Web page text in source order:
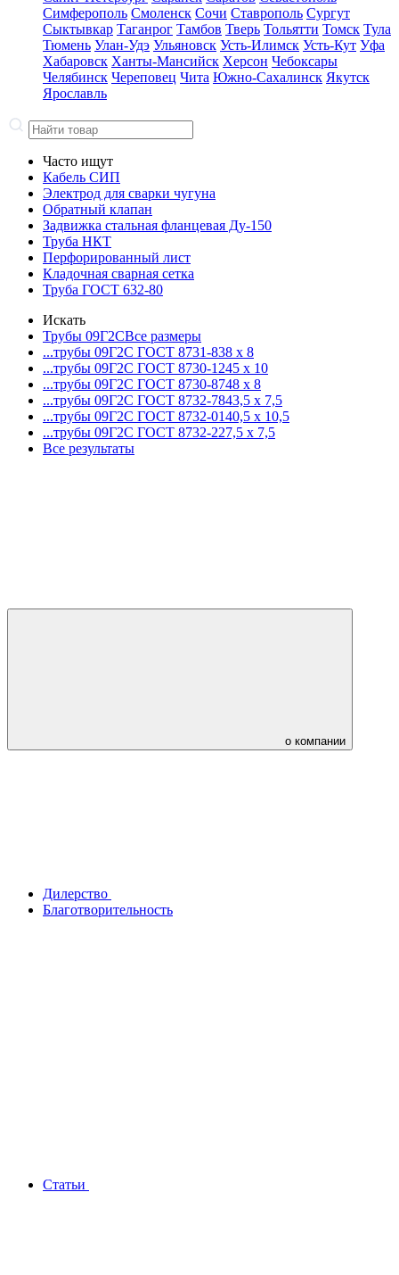
Симферополь Смоленск Сочи Ставрополь Сургут
Сыктывкар Таганрог Тамбов Тверь Тольятти Томск Тула
Тюмень Улан-Удэ Ульяновск Усть-Илимск Усть-Кут Уфа
Хабаровск Ханты-Мансийск Херсон Чебоксары
Челябинск Череповец Чита Южно-Сахалинск Якутск
Ярославль
Часто ищут
Кабель СИП
Электрод для сварки чугуна
Обратный клапан
Задвижка стальная фланцевая Ду-150
Труба НКТ
Перфорированный лист
Кладочная сварная сетка
Труба ГОСТ 632-80
Искать
Трубы 09Г2СВсе размеры
...трубы 09Г2С ГОСТ 8731-838 x 8
...трубы 09Г2С ГОСТ 8730-1245 x 10
...трубы 09Г2С ГОСТ 8730-8748 x 8
...трубы 09Г2С ГОСТ 8732-7843,5 x 7,5
...трубы 09Г2С ГОСТ 8732-0140,5 x 10,5
...трубы 09Г2С ГОСТ 8732-227,5 x 7,5
Все результаты
о компании
Дилерство
Благотворительность
Статьи